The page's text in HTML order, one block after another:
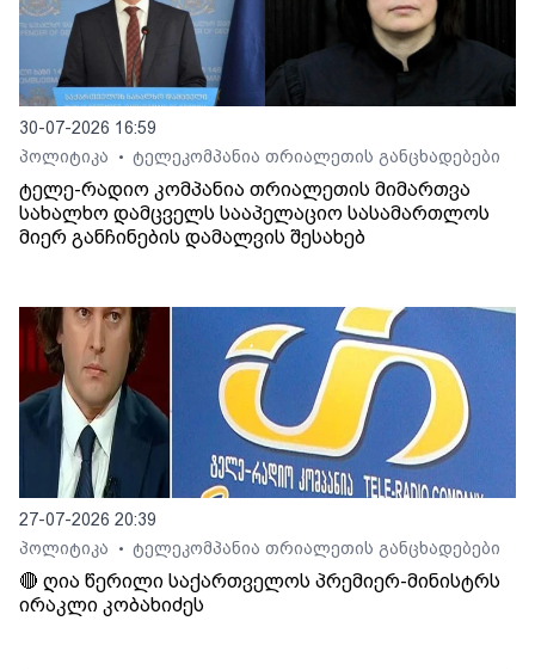
30-07-2026 16:59
პოლიტიკა
• ტელეკომპანია თრიალეთის განცხადებები
ტელე-რადიო კომპანია თრიალეთის მიმართვა
სახალხო დამცველს სააპელაციო სასამართლოს
მიერ განჩინების დამალვის შესახებ
27-07-2026 20:39
პოლიტიკა
• ტელეკომპანია თრიალეთის განცხადებები
🔴 ღია წერილი საქართველოს პრემიერ-მინისტრს
ირაკლი კობახიძეს